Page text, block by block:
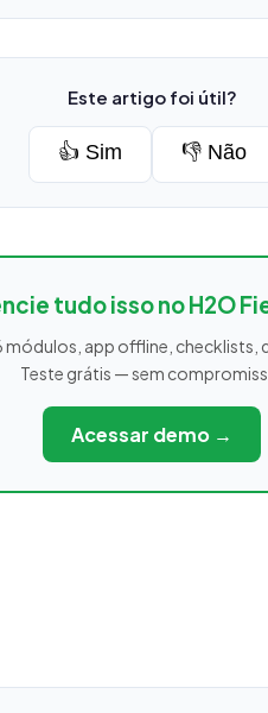
Este artigo foi útil?
👍 Sim 👎 Não
tudo isso no H2O
app offline, checklists,
Teste grátis — sem
Acessar demo →